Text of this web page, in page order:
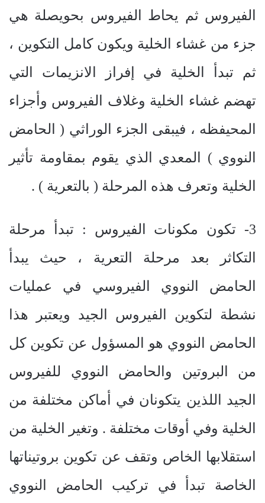
الفيروس ثم يحاط الفيروس بحويصلة هي
جزء من غشاء الخلية ويكون كامل التكوين ،
ثم تبدأ الخلية في إفراز الانزيمات التي
تهضم غشاء الخلية وغلاف الفيروس وأجزاء
المحيفظه ، فيبقى الجزء الوراثي ( الحامض
النووي ) المعدي الذي يقوم بمقاومة تأثير
الخلية وتعرف هذه المرحلة ( بالتعرية ) .
3- تكون مكونات الفيروس : تبدأ مرحلة
التكاثر بعد مرحلة التعرية ، حيث يبدأ
الحامض النووي الفيروسي في عمليات
نشطة لتكوين الفيروس الجيد ويعتبر هذا
الحامض النووي هو المسؤول عن تكوين كل
من البروتين والحامض النووي للفيروس
الجيد اللذين يتكونان في أماكن مختلفة من
الخلية وفي أوقات مختلفة . وتغير الخلية من
استقلابها الخاص وتقف عن تكوين بروتيناتها
الخاصة تبدأ في تركيب الحامض النووي